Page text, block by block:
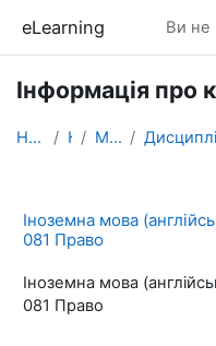
eLearning Ви не
Інформація про
На головну Курси МАГІСТРАТУРА
Іноземна мова
081 Право
Іноземна мова
081 Право